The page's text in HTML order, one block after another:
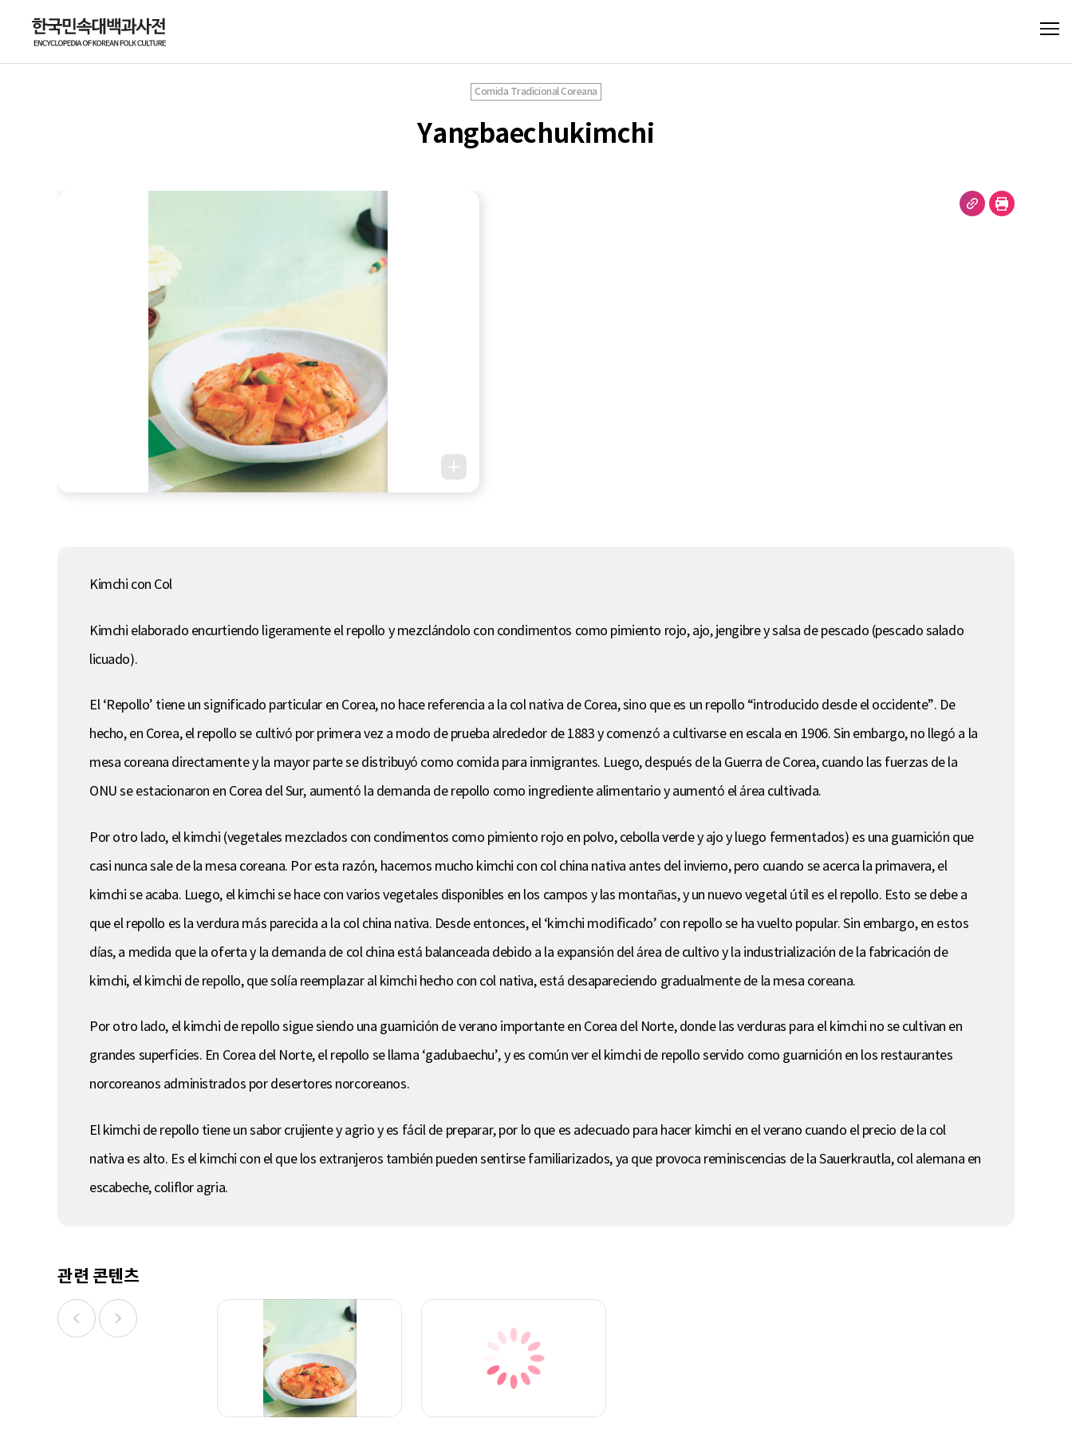
Comida Tradicional Coreana
Yangbaechukimchi
Kimchi con Col
Kimchi elaborado encurtiendo ligeramente el repollo y mezclándolo con condimentos como pimiento rojo, ajo, jengibre y salsa de pescado (pescado salado
licuado).
El ‘Repollo’ tiene un significado particular en Corea, no hace referencia a la col nativa de Corea, sino que es un repollo “introducido desde el occidente”. De
hecho, en Corea, el repollo se cultivó por primera vez a modo de prueba alrededor de 1883 y comenzó a cultivarse en escala en 1906. Sin embargo, no llegó a la
mesa coreana directamente y la mayor parte se distribuyó como comida para inmigrantes. Luego, después de la Guerra de Corea, cuando las fuerzas de la
ONU se estacionaron en Corea del Sur, aumentó la demanda de repollo como ingrediente alimentario y aumentó el área cultivada.
Por otro lado, el kimchi (vegetales mezclados con condimentos como pimiento rojo en polvo, cebolla verde y ajo y luego fermentados) es una guarnición que
casi nunca sale de la mesa coreana. Por esta razón, hacemos mucho kimchi con col china nativa antes del invierno, pero cuando se acerca la primavera, el
kimchi se acaba. Luego, el kimchi se hace con varios vegetales disponibles en los campos y las montañas, y un nuevo vegetal útil es el repollo. Esto se debe a
que el repollo es la verdura más parecida a la col china nativa. Desde entonces, el ‘kimchi modificado’ con repollo se ha vuelto popular. Sin embargo, en estos
días, a medida que la oferta y la demanda de col china está balanceada debido a la expansión del área de cultivo y la industrialización de la fabricación de
kimchi, el kimchi de repollo, que solía reemplazar al kimchi hecho con col nativa, está desapareciendo gradualmente de la mesa coreana.
Por otro lado, el kimchi de repollo sigue siendo una guarnición de verano importante en Corea del Norte, donde las verduras para el kimchi no se cultivan en
grandes superficies. En Corea del Norte, el repollo se llama ‘gadubaechu’, y es común ver el kimchi de repollo servido como guarnición en los restaurantes
norcoreanos administrados por desertores norcoreanos.
El kimchi de repollo tiene un sabor crujiente y agrio y es fácil de preparar, por lo que es adecuado para hacer kimchi en el verano cuando el precio de la col
nativa es alto. Es el kimchi con el que los extranjeros también pueden sentirse familiarizados, ya que provoca reminiscencias de la Sauerkrautla, col alemana en
escabeche, coliflor agria.
관련 콘텐츠